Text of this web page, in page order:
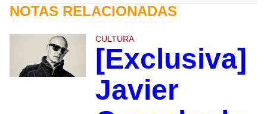
NOTAS RELACIONADAS
CULTURA
[Exclusiva]
Javier